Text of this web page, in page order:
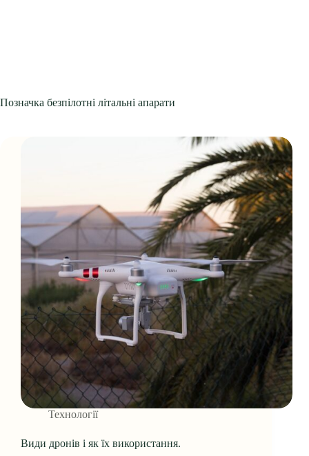
Позначка безпілотні літальні апарати
Технології
Види дронів і як їх використання.